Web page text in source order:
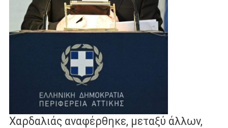
Χαρδαλιάς αναφέρθηκε, μεταξύ άλλων,